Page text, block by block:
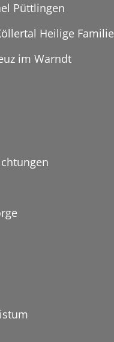
Püttlingen
Heilige Familie
im Warndt